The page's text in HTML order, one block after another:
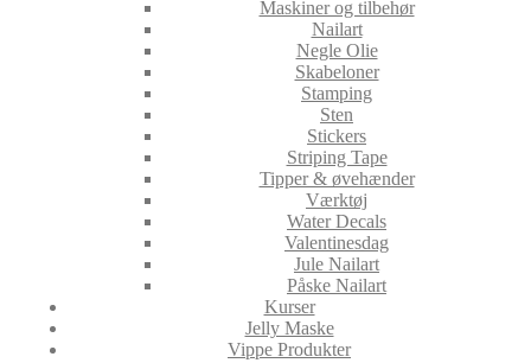
Maskiner og tilbehør
Nailart
Negle Olie
Skabeloner
Stamping
Sten
Stickers
Striping Tape
Tipper & øvehænder
Værktøj
Water Decals
Valentinesdag
Jule Nailart
Påske Nailart
Kurser
Jelly Maske
Vippe Produkter